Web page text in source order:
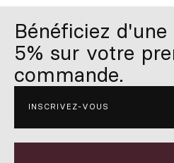
Bénéficiez
5% sur votre
commande.
INSCRIVEZ-VOUS